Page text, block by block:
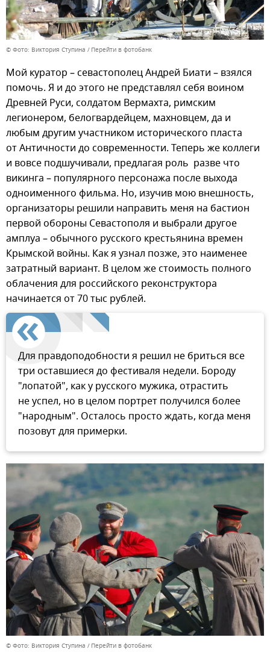
© Фото: Виктория Ступина Перейти в фотобанк
Мой куратор – севастополец Андрей Биати – взялся
помочь. Я и до этого не представлял себя воином
Древней Руси, солдатом Вермахта, римским
легионером, белогвардейцем, махновцем, да и
любым другим участником исторического пласта
от Античности до современности. Теперь же коллеги
и вовсе подшучивали, предлагая роль разве что
викинга – популярного персонажа после выхода
одноименного фильма. Но, изучив мою внешность,
организаторы решили направить меня на бастион
первой обороны Севастополя и выбрали другое
амплуа – обычного русского крестьянина времен
Крымской войны. Как я узнал позже, это наименее
затратный вариант. В целом же стоимость полного
облачения для российского реконструктора
начинается от 70 тыс рублей.
Для правдоподобности я решил не бриться все
три оставшиеся до фестиваля недели. Бороду
"лопатой", как у русского мужика, отрастить
не успел, но в целом портрет получился более
"народным". Осталось просто ждать, когда меня
позовут для примерки.
© Фото: Виктория Ступина Перейти в фотобанк